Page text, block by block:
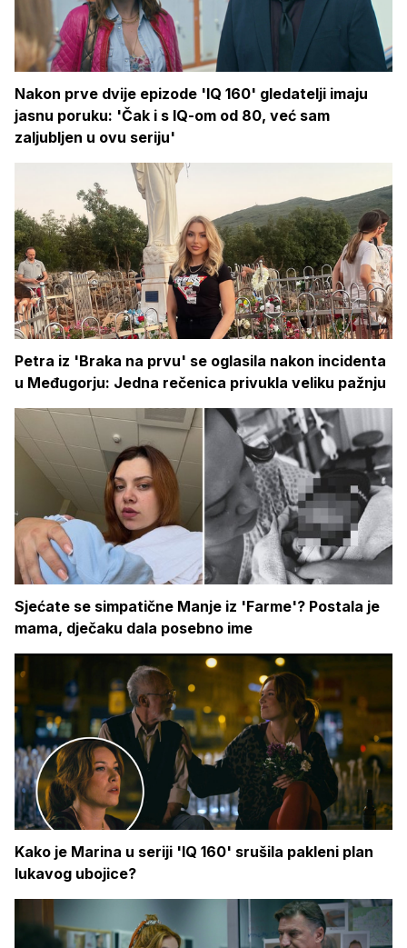
Nakon prve dvije epizode 'IQ 160' gledatelji imaju
jasnu poruku: 'Čak i s IQ-om od 80, već sam
zaljubljen u ovu seriju'
Petra iz 'Braka na prvu' se oglasila nakon incidenta
u Međugorju: Jedna rečenica privukla veliku pažnju
Sjećate se simpatične Manje iz 'Farme'? Postala je
mama, dječaku dala posebno ime
Kako je Marina u seriji 'IQ 160' srušila pakleni plan
lukavog ubojice?